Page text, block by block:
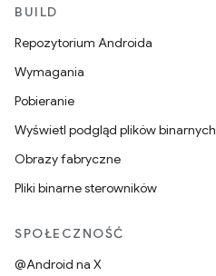
BUILD
Repozytorium Androida
Wymagania
Pobieranie
Wyświetl podgląd plików binarnych
Obrazy fabryczne
Pliki binarne sterowników
SPOŁECZNOŚĆ
@Android na X